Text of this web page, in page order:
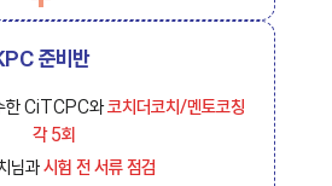
준비반
한 CiTCPC와코치더코치/멘토코칭
각 5회
님과시험 전 서류 점검